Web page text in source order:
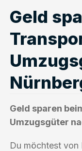
Geld
Geld sparen
Umzugsgüter
Du möchtest von